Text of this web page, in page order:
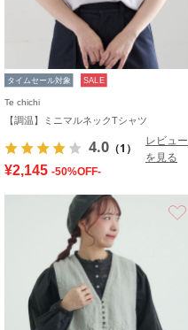
タイムセール対象 SALE
Te chichi
【調温】ミニマルネックTシャツ
4.0 （1）
レビュー
を見る
¥2,145 -50%OFF-